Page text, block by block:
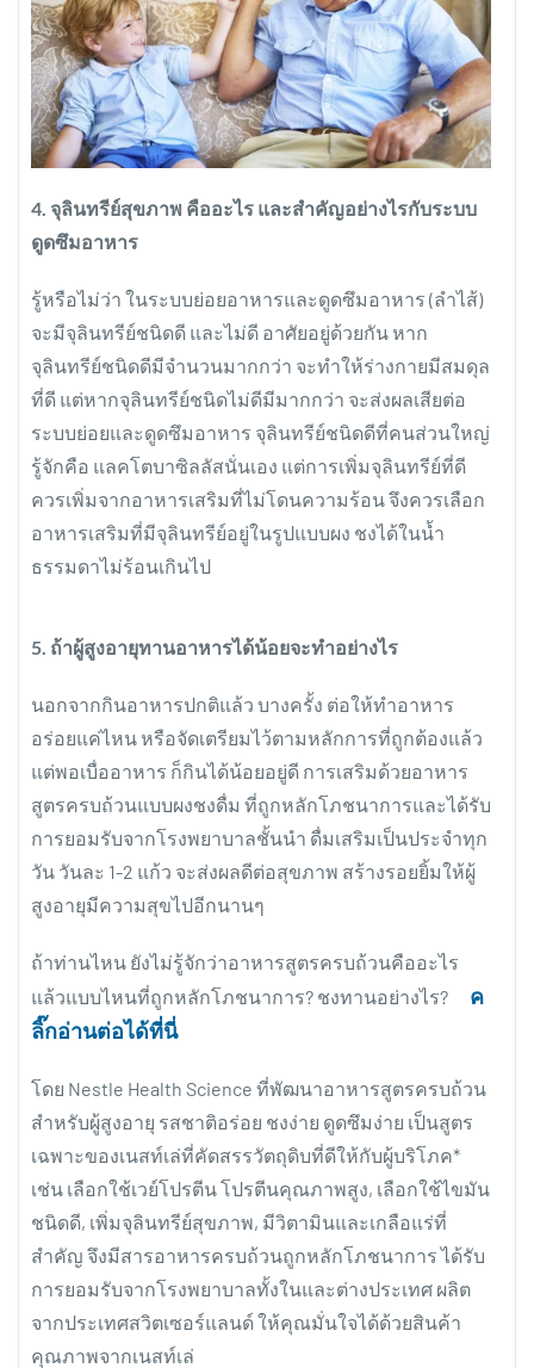
4. จุลินทรีย์สุขภาพ คืออะไร และสำคัญอย่างไรกับระบบ
ดูดซึมอาหาร
รู้หรือไม่ว่า ในระบบย่อยอาหารและดูดซึมอาหาร (ลำไส้)
จะมีจุลินทรีย์ชนิดดี และไม่ดี อาศัยอยู่ด้วยกัน หาก
จุลินทรีย์ชนิดดีมีจำนวนมากกว่า จะทำให้ร่างกายมีสมดุล
ที่ดี แต่หากจุลินทรีย์ชนิดไม่ดีมีมากกว่า จะส่งผลเสียต่อ
ระบบย่อยและดูดซึมอาหาร จุลินทรีย์ชนิดดีที่คนส่วนใหญ่
รู้จักคือ แลคโตบาซิลลัสนั่นเอง แต่การเพิ่มจุลินทรีย์ที่ดี
ควรเพิ่มจากอาหารเสริมที่ไม่โดนความร้อน จึงควรเลือก
อาหารเสริมที่มีจุลินทรีย์อยู่ในรูปแบบผง ชงได้ในน้ำ
ธรรมดาไม่ร้อนเกินไป
5. ถ้าผู้สูงอายุทานอาหารได้น้อยจะทำอย่างไร
นอกจากกินอาหารปกติแล้ว บางครั้ง ต่อให้ทำอาหาร
อร่อยแค่ไหน หรือจัดเตรียมไว้ตามหลักการที่ถูกต้องแล้ว
แต่พอเบื่ออาหาร ก็กินได้น้อยอยู่ดี การเสริมด้วยอาหาร
สูตรครบถ้วนแบบผงชงดื่ม ที่ถูกหลักโภชนาการและได้รับ
การยอมรับจากโรงพยาบาลชั้นนำ ดื่มเสริมเป็นประจำทุก
วัน วันละ 1-2 แก้ว จะส่งผลดีต่อสุขภาพ สร้างรอยยิ้มให้ผู้
สูงอายุมีความสุขไปอีกนานๆ
ถ้าท่านไหน ยังไม่รู้จักว่าอาหารสูตรครบถ้วนคืออะไร
แล้วแบบไหนที่ถูกหลักโภชนาการ? ชงทานอย่างไร?
ค
ลิ๊กอ่านต่อได้ที่นี่
โดย Nestle Health Science ที่พัฒนาอาหารสูตรครบถ้วน
สำหรับผู้สูงอายุ รสชาติอร่อย ชงง่าย ดูดซึมง่าย เป็นสูตร
เฉพาะของเนสท์เล่ที่คัดสรรวัตถุดิบที่ดีให้กับผู้บริโภค*
เช่น เลือกใช้เวย์โปรตีน โปรตีนคุณภาพสูง, เลือกใช้ไขมัน
ชนิดดี, เพิ่มจุลินทรีย์สุขภาพ, มีวิตามินและเกลือแร่ที่
สำคัญ จึงมีสารอาหารครบถ้วนถูกหลักโภชนาการ ได้รับ
การยอมรับจากโรงพยาบาลทั้งในและต่างประเทศ ผลิต
จากประเทศสวิตเซอร์แลนด์ ให้คุณมั่นใจได้ด้วยสินค้า
คุณภาพจากเนสท์เล่